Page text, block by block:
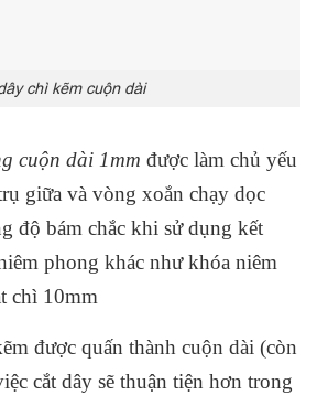
chì kẽm cuộn dài
cuộn dài 1mm được làm chủ yếu
giữa và vòng xoắn chạy dọc
độ bám chắc khi sử dụng kết
phong khác như khóa niêm
chì 10mm
được quấn thành cuộn dài (còn
cắt dây sẽ thuận tiện hơn trong